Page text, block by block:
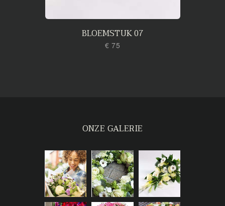
BLOEMSTUK 07
€ 75
ONZE GALERIE